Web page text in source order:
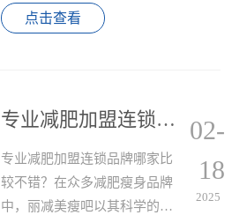
全方位服务、强大品牌实力以
及持续改进和忧化的努力，为
点击查看
专业减肥加盟连锁品牌哪家比较不错？
专业减肥加盟连锁品牌哪家比
较不错？在众多减肥瘦身品牌
中，丽减美瘦吧以其科学的瘦
02-
18
2025